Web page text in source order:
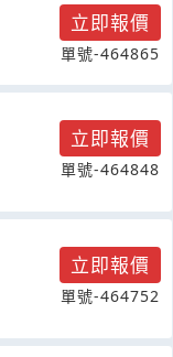
立即報價
單號-464865
立即報價
單號-464848
立即報價
單號-464752